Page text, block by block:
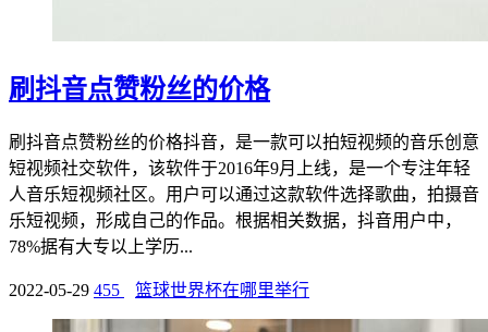
刷抖音点赞粉丝的价格
刷抖音点赞粉丝的价格抖音，是一款可以拍短视频的音乐创意
短视频社交软件，该软件于2016年9月上线，是一个专注年轻
人音乐短视频社区。用户可以通过这款软件选择歌曲，拍摄音
乐短视频，形成自己的作品。根据相关数据，抖音用户中，
78%据有大专以上学历...
2022-05-29 455 篮球世界杯在哪里举行